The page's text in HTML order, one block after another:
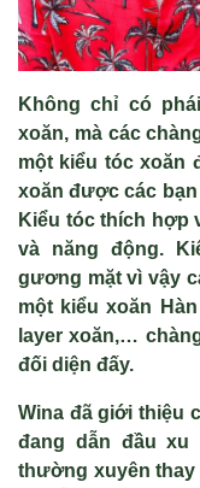
Không chỉ có
xoăn, mà các
một kiểu tóc xoăn
xoăn được các
Kiểu tóc thích hợp
và năng động.
gương mặt vì vậy
một kiểu xoăn
layer xoăn,…
đối diện đấy.
Wina đã giới thiệu
đang dẫn đầu xu
thường xuyên thay